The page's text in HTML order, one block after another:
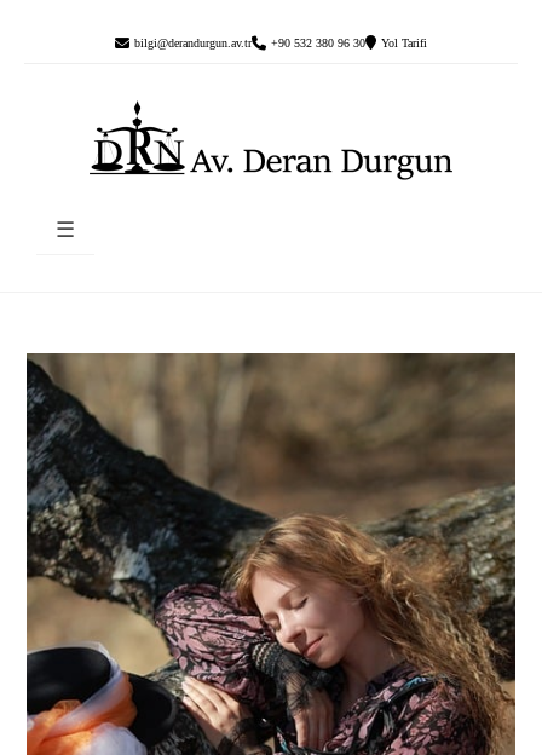
bilgi@derandurgun.av.tr +90 532 380 96 30 Yol Tarifi
☰